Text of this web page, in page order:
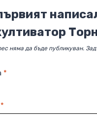
няма да бъде публикуван.
*
*